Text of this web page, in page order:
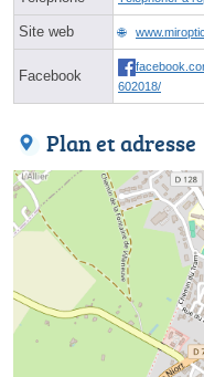
Site web
Facebook
602018/
Plan et adresse